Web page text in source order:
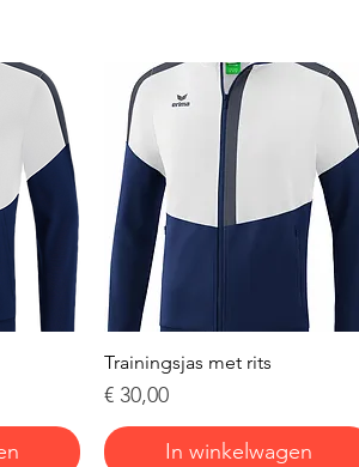
Snel overzicht
Trainingsjas met rits
Prijs
€ 30,00
In winkelwagen